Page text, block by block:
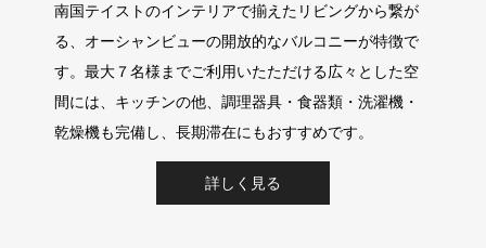
南国テイストのインテリアで揃えたリビングから繋が
る、オーシャンビューの開放的なバルコニーが特徴で
す。最大７名様までご利用いたただける広々とした空
間には、キッチンの他、調理器具・食器類・洗濯機・
乾燥機も完備し、長期滞在にもおすすめです。
詳しく見る